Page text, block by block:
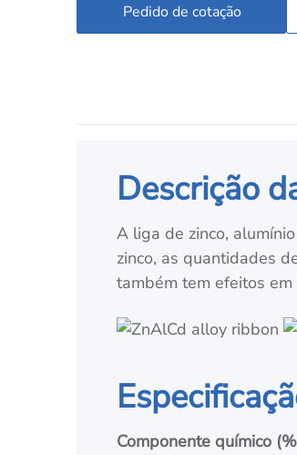
Pedido de cotação
Descrição
A liga de zinco,
zinco, as quantidades
também tem efeitos
Componente químico